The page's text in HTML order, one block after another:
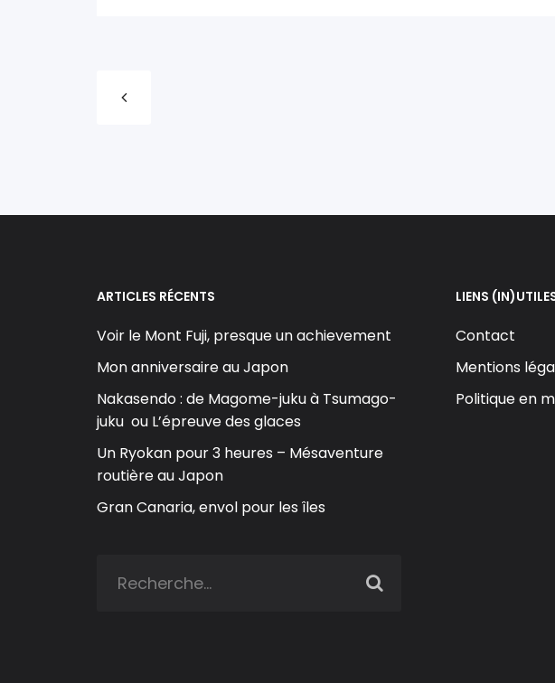
ARTICLES RÉCENTS
Voir le Mont Fuji, presque un achievement
Mon anniversaire au Japon
Nakasendo : de Magome-juku à Tsumago-
juku ou L’épreuve des glaces
Un Ryokan pour 3 heures – Mésaventure
routière au Japon
Gran Canaria, envol pour les îles
LIENS
Contact
Mentions
Politique en